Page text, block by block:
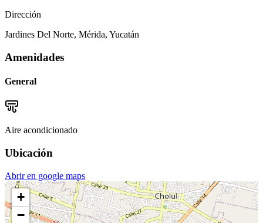
Dirección
Jardines Del Norte, Mérida, Yucatán
Amenidades
General
Aire acondicionado
Ubicación
Abrir en google maps
+
−